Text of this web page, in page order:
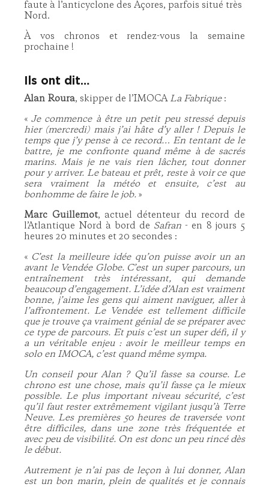
faute à l’anticyclone des Açores, parfois situé très
Nord.
À vos chronos et rendez-vous la semaine
prochaine !
Ils ont dit…
Alan Roura, skipper de l’IMOCALa Fabrique:
«Je commence à être un petit peu stressé depuis
hier (mercredi) mais j’ai hâte d’y aller ! Depuis le
temps que j’y pense à ce record… En tentant de le
battre, je me confronte quand même à de sacrés
marins. Mais je ne vais rien lâcher, tout donner
pour y arriver. Le bateau et prêt, reste à voir ce que
sera vraiment la météo et ensuite, c’est au
bonhomme de faire le job. »
Marc Guillemot, actuel détenteur du record de
l’Atlantique Nord à bord de Safran - en 8 jours 5
heures 20 minutes et 20 secondes :
« C’est la meilleure idée qu’on puisse avoir un an
avant le Vendée Globe. C’est un super parcours, un
entraînement très intéressant, qui demande
beaucoup d’engagement. L’idée d’Alan est vraiment
bonne, j’aime les gens qui aiment naviguer, aller à
l’affrontement. Le Vendée est tellement difficile
que je trouve ça vraiment génial de se préparer avec
ce type de parcours. Et puis c’est un super défi, il y
a un véritable enjeu : avoir le meilleur temps en
solo en IMOCA, c’est quand même sympa.
Un conseil pour Alan ? Qu’il fasse sa course. Le
chrono est une chose, mais qu’il fasse ça le mieux
possible. Le plus important niveau sécurité, c’est
qu’il faut rester extrêmement vigilant jusqu’à Terre
Neuve. Les premières 50 heures de traversée vont
être difficiles, dans une zone très fréquentée et
avec peu de visibilité. On est donc un peu rincé dès
le début.
Autrement je n’ai pas de leçon à lui donner, Alan
est un bon marin, plein de qualités et je connais